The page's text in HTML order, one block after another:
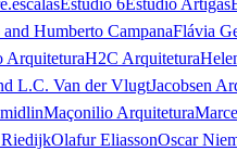
Estúdio 6Estúdio Artigas
and Humberto CampanaFlávia
ArquiteturaH2C Arquitetura
L.C. Van der VlugtJacobsen
Maçonilio Arquitetura
Olafur EliassonOscar